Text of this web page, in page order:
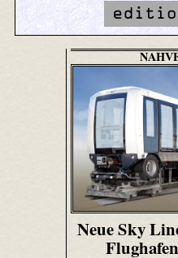
Neue Sky